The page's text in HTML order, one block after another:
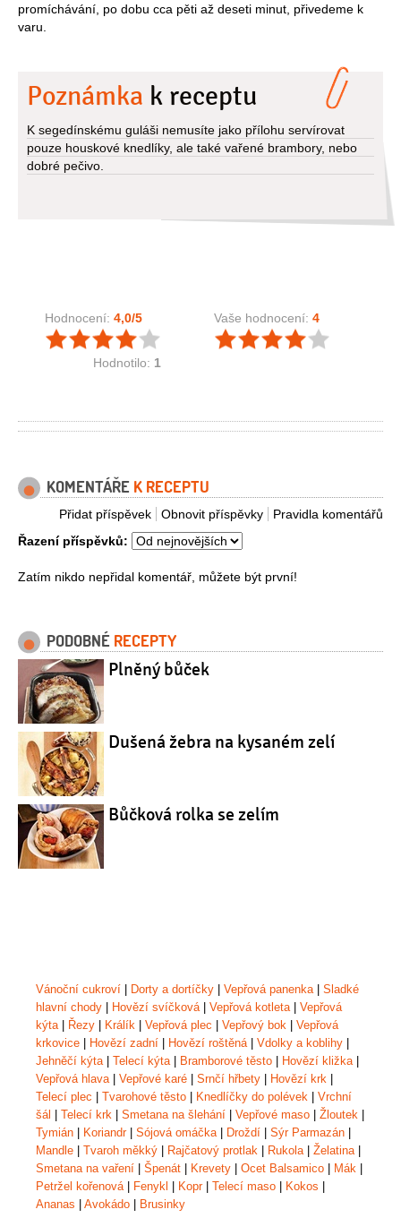
promíchávání, po dobu cca pěti až deseti minut, přivedeme k
varu.
Poznámka k receptu
K segedínskému guláši nemusíte jako přílohu servírovat
pouze houskové knedlíky, ale také vařené brambory, nebo
dobré pečivo.
Hodnocení: 4,0/5
Hodnotilo: 1
Vaše hodnocení: 4
KOMENTÁŘE K RECEPTU
Pravidla komentářů
Obnovit příspěvky
Přidat příspěvek
Řazení příspěvků:
Zatím nikdo nepřidal komentář, můžete být první!
PODOBNÉ RECEPTY
Plněný bůček
Dušená žebra na kysaném zelí
Bůčková rolka se zelím
Vánoční cukroví Dorty a dortíčky Vepřová panenka| Sladké
hlavní chody
Hovězí svíčková| Vepřová kotleta| Vepřová
kýta| Řezy Králík Vepřová plec Vepřový bok
Vepřová
krkovice
Hovězí zadní Hovězí roštěná| Vdolky a koblihy
Jehněčí kýta| Telecí kýta| Bramborové těsto Hovězí kližka|
Vepřová hlava| Vepřové karé Srnčí hřbety Hovězí krk
Telecí plec
Tvarohové těsto Knedlíčky do polévek
Vrchní
šál
Telecí krk Smetana na šlehání Vepřové maso Žloutek
Tymián
Koriandr| Sójová omáčka| Droždí Sýr Parmazán
Mandle
Tvaroh měkký Rajčatový protlak Rukola| Želatina|
Smetana na vaření
Špenát Krevety Ocet Balsamico Mák
Petržel kořenová| Fenykl Kopr| Telecí maso Kokos
Ananas
Avokádo Brusinky